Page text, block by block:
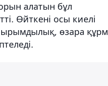
алатын бұл
Өйткені осы киелі
өзара